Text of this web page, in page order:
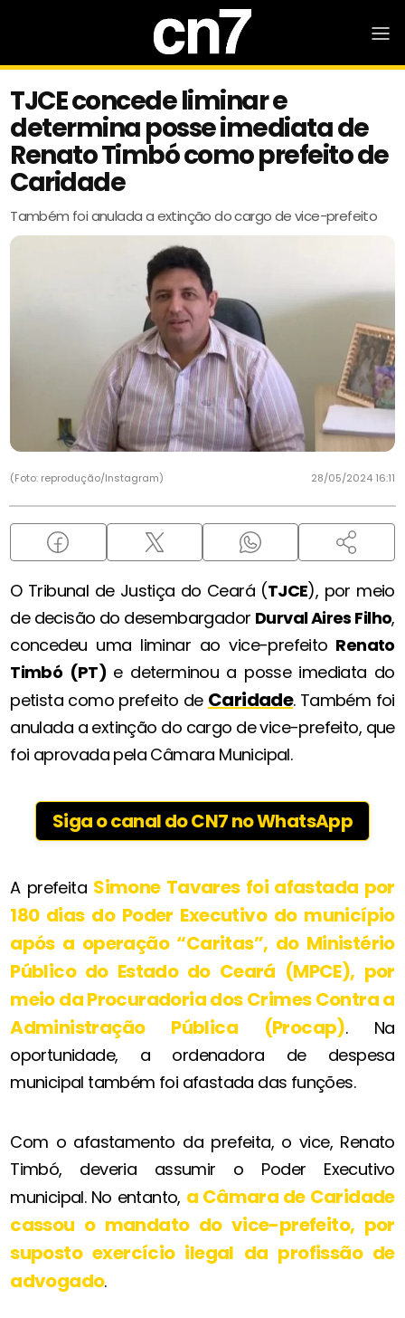
TJCE concede liminar e
determina posse imediata de
Renato Timbó como prefeito de
Caridade
Também foi anulada a extinção do cargo de vice-prefeito
(Foto: reprodução/Instagram) 28/05/2024 16:11
O Tribunal de Justiça do Ceará (TJCE), por meio
de decisão do desembargador Durval Aires Filho,
concedeu uma liminar ao vice-prefeito Renato
Timbó (PT) e determinou a posse imediata do
petista como prefeito de Caridade. Também foi
anulada a extinção do cargo de vice-prefeito, que
foi aprovada pela Câmara Municipal.
Siga o canal do CN7 no WhatsApp
A prefeita Simone Tavares foi afastada por
180 dias do Poder Executivo do município
após a operação “Caritas”, do Ministério
Público do Estado do Ceará (MPCE), por
meio da Procuradoria dos Crimes Contra a
Administração Pública (Procap). Na
oportunidade, a ordenadora de despesa
municipal também foi afastada das funções.
Com o afastamento da prefeita, o vice, Renato
Timbó, deveria assumir o Poder Executivo
municipal. No entanto, a Câmara de Caridade
cassou o mandato do vice-prefeito, por
suposto exercício ilegal da profissão de
advogado.